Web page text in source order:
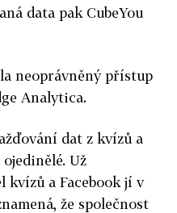
data pak CubeYou
neoprávněný přístup
Analytica.
dat z kvízů a
Už
kvízů a Facebook jí v
že společnost